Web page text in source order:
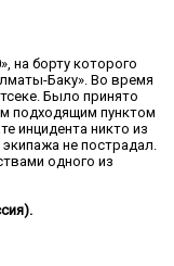
на борту которого
Баку». Во время
Было принято
подходящим пунктом
инцидента никто из
не пострадал.
одного из